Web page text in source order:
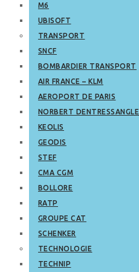
M6
UBISOFT
TRANSPORT
SNCF
BOMBARDIER TRANSPORT
AIR FRANCE – KLM
AEROPORT DE PARIS
NORBERT DENTRESSANGLE
KEOLIS
GEODIS
STEF
CMA CGM
BOLLORE
RATP
GROUPE CAT
SCHENKER
TECHNOLOGIE
TECHNIP